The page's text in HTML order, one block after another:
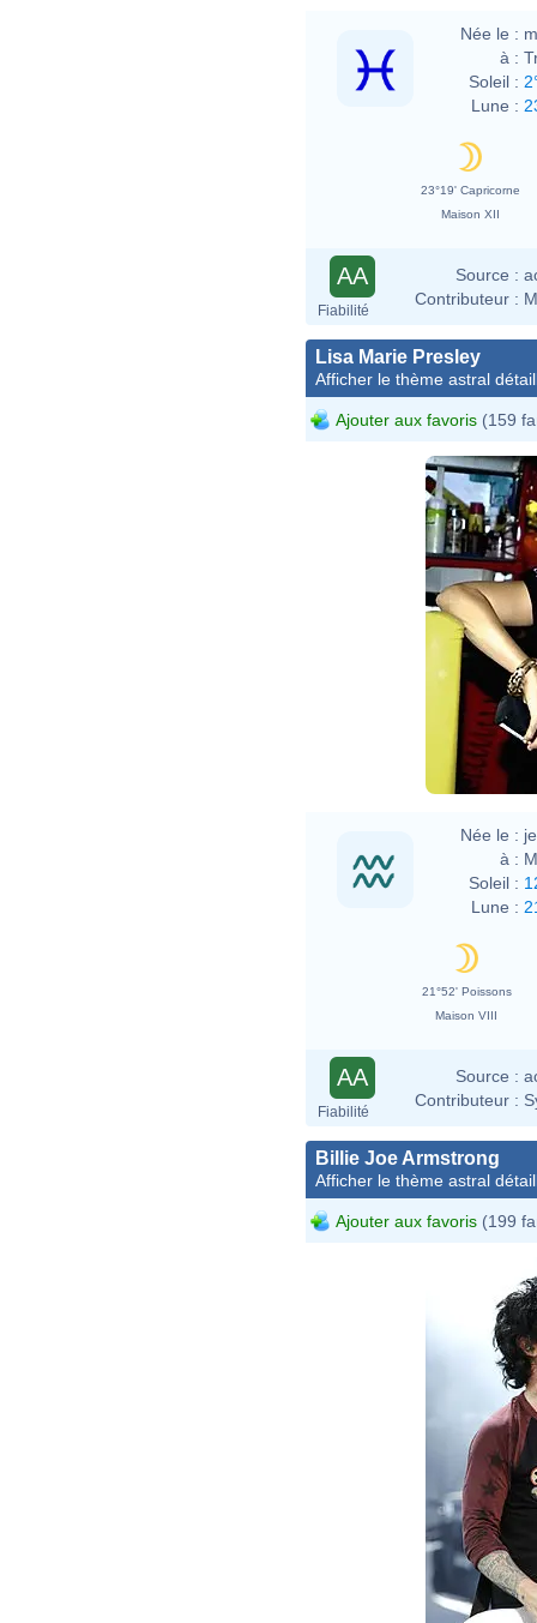
Née le :
à :
Soleil :
Lune :
23°19' Capricorne
Maison XII
AA
Fiabilité
Source :
Contributeur :
Lisa Marie Presley
Afficher le thème astral
Ajouter aux favoris (159
Née le :
à :
Soleil :
Lune :
21°52' Poissons
Maison VIII
AA
Fiabilité
Source :
Contributeur :
Billie Joe Armstrong
Afficher le thème astral
Ajouter aux favoris (199